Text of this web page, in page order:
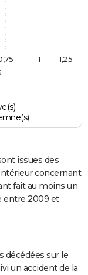
1 1,25
issues des
concernant
fait au moins un
entre 2009 et
décédées sur le
un accident de la